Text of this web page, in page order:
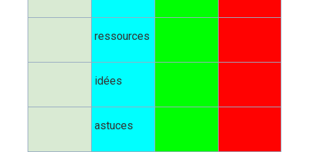
ressources
idées
astuces